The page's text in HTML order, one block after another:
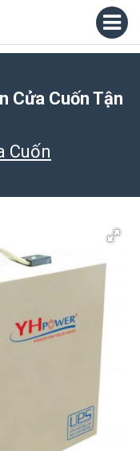
Cửa Cuốn Tận
Cuốn